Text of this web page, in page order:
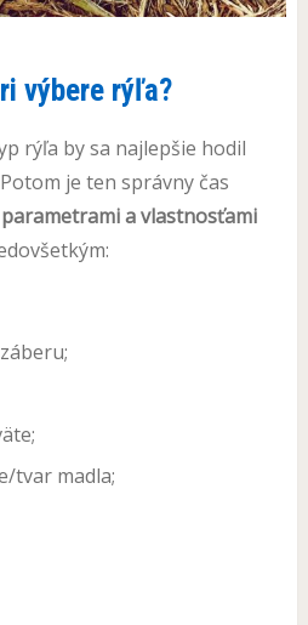
výbere rýľa?
rýľa by sa najlepšie hodil
je ten správny čas
a vlastnosťami
tvar madla;